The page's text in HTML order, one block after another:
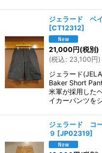
ジェラード ベ
[CT12312]
21,000円(税別)
(税込: 23,100円)
ジェラード
Baker Short
米軍が採用した
イカーパンツを
ジェラード コ
９ [JP02319]